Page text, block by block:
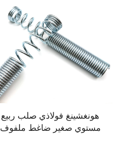
هونغشينغ فولاذي صلب ربيع
مستوي صغير ضاغط ملفوف